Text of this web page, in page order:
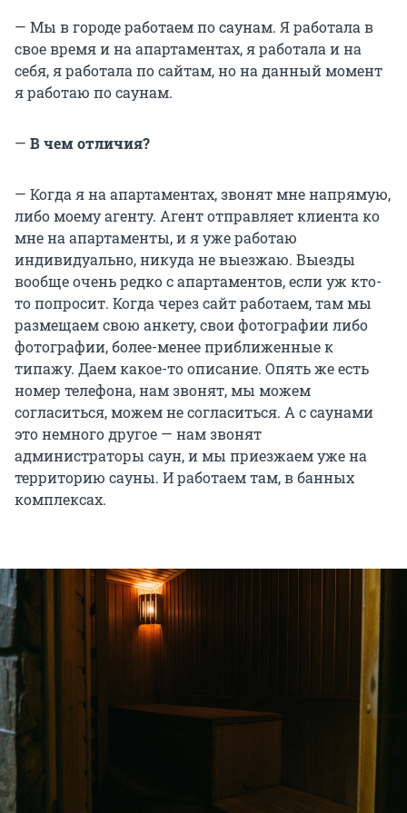
— Мы в городе работаем по саунам. Я работала в
свое время и на апартаментах, я работала и на
себя, я работала по сайтам, но на данный момент
я работаю по саунам.
— В чем отличия?
— Когда я на апартаментах, звонят мне напрямую,
либо моему агенту. Агент отправляет клиента ко
мне на апартаменты, и я уже работаю
индивидуально, никуда не выезжаю. Выезды
вообще очень редко с апартаментов, если уж кто-
то попросит. Когда через сайт работаем, там мы
размещаем свою анкету, свои фотографии либо
фотографии, более-менее приближенные к
типажу. Даем какое-то описание. Опять же есть
номер телефона, нам звонят, мы можем
согласиться, можем не согласиться. А с саунами
это немного другое — нам звонят
администраторы саун, и мы приезжаем уже на
территорию сауны. И работаем там, в банных
комплексах.